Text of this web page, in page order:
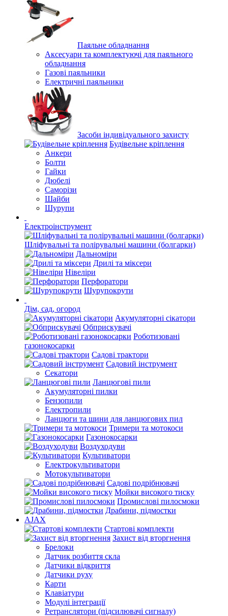
Паяльне обладнання
Аксесуари та комплектуючі для паяльного
обладнання
Газові паяльники
Електричні паяльники
Засоби індивідуального захисту
Будівельне кріплення
Анкери
Болти
Гайки
Дюбелі
Саморізи
Шайби
Шурупи
Електроінструмент
Шліфувальні та полірувальні машини (болгарки)
Дальноміри
Дрилі та міксери
Нівеліри
Перфоратори
Шурупокрути
Дім, сад, огород
Акумуляторні сікатори
Обприскувачі
Роботизовані
газонокосарки
Садові трактори
Садовий інструмент
Секатори
Ланцюгові пили
Акумуляторні пилки
Бензопили
Електропили
Ланцюги та шини для ланцюгових пил
Тримери та мотокоси
Газонокосарки
Воздуходуви
Культиватори
Електрокультиватори
Мотокультиватори
Садові подрібнювачі
Мойки високого тиску
Промислові пилосмоки
Драбини, підмостки
AJAX
Стартові комплекти
Захист від вторгнення
Брелоки
Датчик розбиття скла
Датчики відкриття
Датчики руху
Карти
Клавіатури
Модулі інтеграції
Ретранслятори (підсилювачі сигналу)